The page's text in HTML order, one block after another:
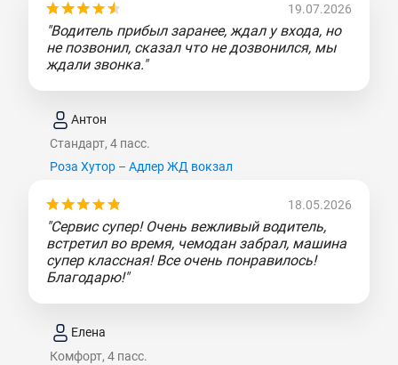
19.07.2026
"Водитель прибыл заранее, ждал у входа, но
не позвонил, сказал что не дозвонился, мы
ждали звонка."
Антон
Стандарт, 4 пасс.
Роза Хутор – Адлер ЖД вокзал
18.05.2026
"Сервис супер! Очень вежливый водитель,
встретил во время, чемодан забрал, машина
супер классная! Все очень понравилось!
Благодарю!"
Елена
Комфорт, 4 пасс.